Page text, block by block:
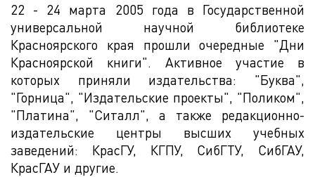
22 - 24 марта 2005 года в Государственной
универсальной научной библиотеке
Красноярского края прошли очередные "Дни
Красноярской книги". Активное участие в
которых приняли издательства: "Буква",
"Горница", "Издательские проекты", "Поликом",
"Платина", "Ситалл", а также редакционно-
издательские центры высших учебных
заведений: КрасГУ, КГПУ, СибГТУ, СибГАУ,
КрасГАУ и другие.